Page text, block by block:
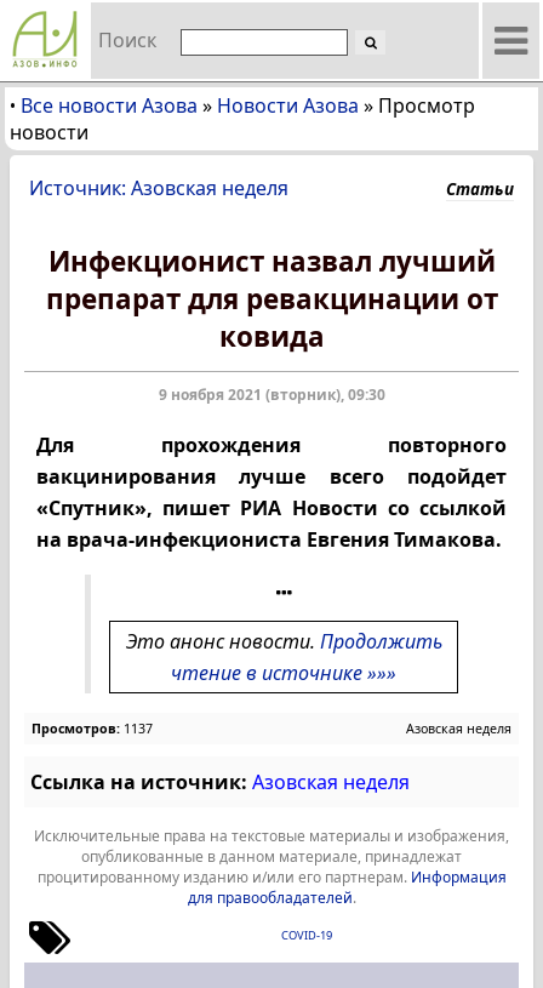
Поиск
• Все новости Азова » Новости Азова » Просмотр
новости
Источник: Азовская неделя Статьи
Инфекционист назвал лучший
препарат для ревакцинации от
ковида
9 ноября 2021 (вторник), 09:30
Для прохождения повторного
вакцинирования лучше всего подойдет
«Спутник», пишет РИА Новости со ссылкой
на врача-инфекциониста Евгения Тимакова.
Это анонс новости. Продолжить
чтение в источнике »»»
Просмотров: 1137 Азовская неделя
Ссылка на источник: Азовская неделя
Исключительные права на текстовые материалы и изображения,
опубликованные в данном материале, принадлежат
процитированному изданию и/или его партнерам. Информация
для правообладателей.
COVID-19